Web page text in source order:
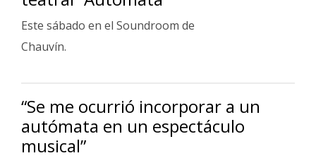
Este sábado en el Soundroom de
Chauvín.
“Se me ocurrió incorporar a un
autómata en un espectáculo
musical”